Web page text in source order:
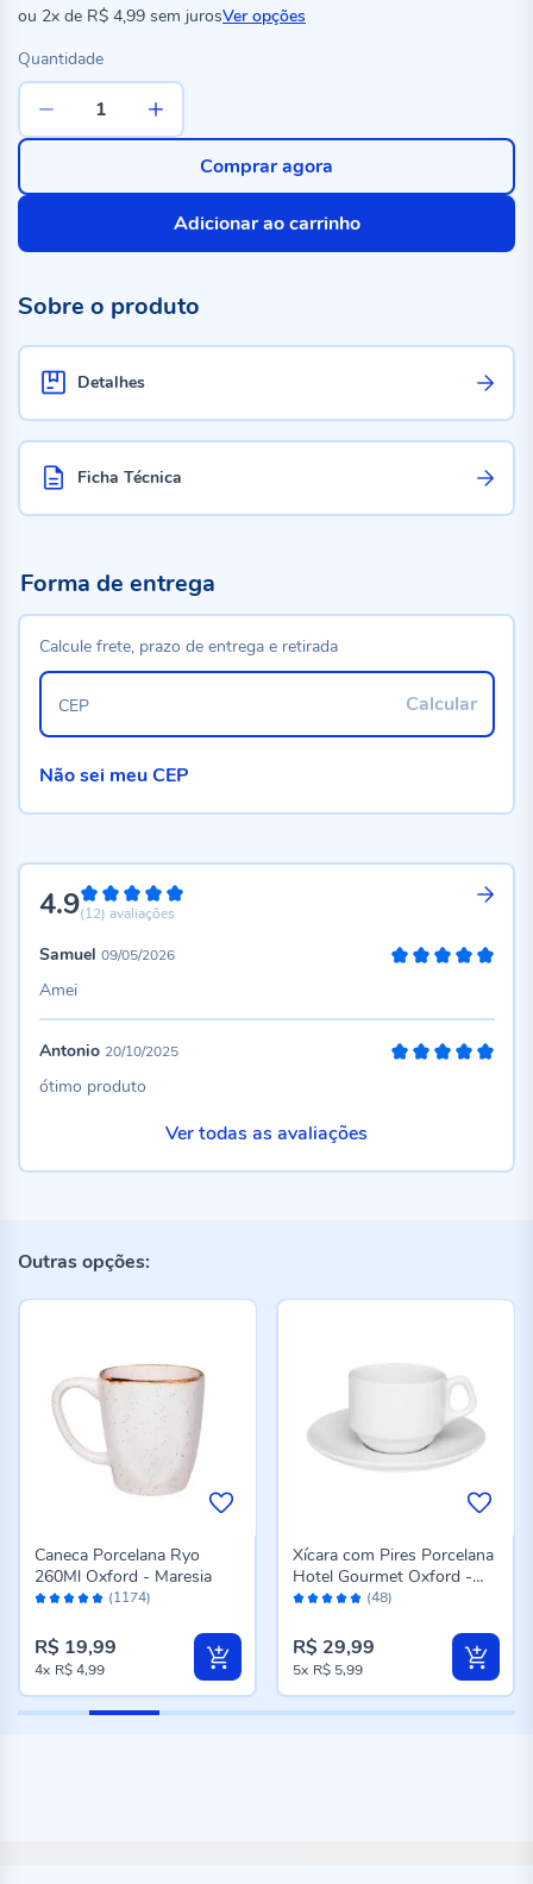
ou 2x de R$ 4,99 sem jurosVer opções
Quantidade
Adicionar ao carrinho
Comprar agora
Sobre o produto
Detalhes
Ficha Técnica
4.998%
(12) avaliações
Samuel 09/05/2026
Amei
Antonio 20/10/2025
ótimo produto
Ver todas as avaliações
Forma de entrega
Calcule frete, prazo de entrega e retirada
Calcular
CEP
Não sei meu CEP
Outras opções:
Avaliação: (1174)
Caneca Porcelana Ryo
260Ml Oxford - Maresia
R$ 19,99
4x R$ 4,99
Avaliação: (48)
Xícara com Pires Porcelana
Hotel Gourmet Oxford -
200 ml
R$ 29,99
5x R$ 5,99